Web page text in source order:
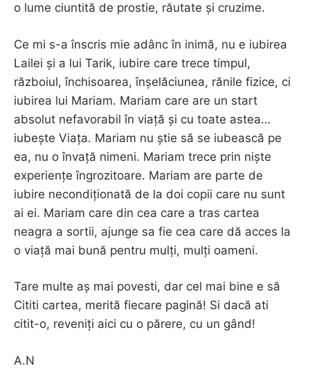
o lume ciuntită de prostie, răutate și cruzime.
Ce mi s-a înscris mie adânc în inimă, nu e iubirea
Lailei și a lui Tarik, iubire care trece timpul,
războiul, închisoarea, înșelăciunea, rănile fizice, ci
iubirea lui Mariam. Mariam care are un start
absolut nefavorabil în viață și cu toate astea…
iubește Viața. Mariam nu știe să se iubească pe
ea, nu o învață nimeni. Mariam trece prin niște
experiențe îngrozitoare. Mariam are parte de
iubire necondiționată de la doi copii care nu sunt
ai ei. Mariam care din cea care a tras cartea
neagra a sortii, ajunge sa fie cea care dă acces la
o viață mai bună pentru mulți, mulți oameni.
Tare multe aș mai povesti, dar cel mai bine e să
Cititi cartea, merită fiecare pagină! Si dacă ati
citit-o, reveniți aici cu o părere, cu un gând!
A.N